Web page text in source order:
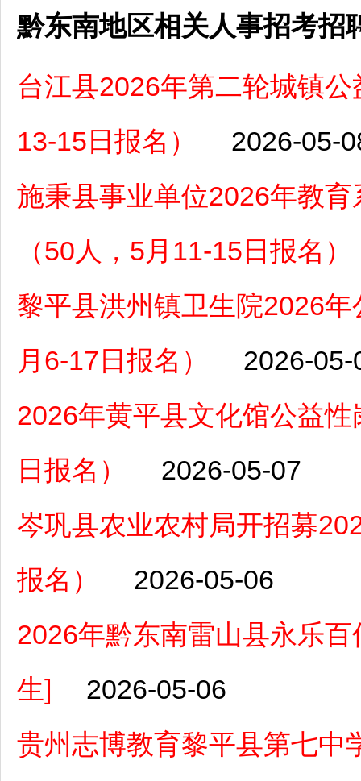
黔东南地区相关人事招考招
台江县2026年第二轮城镇
13-15日报名）
2026-05-
施秉县事业单位2026年教
（50人，5月11-15日报名）
黎平县洪州镇卫生院2026
月6-17日报名）
2026-05-
2026年黄平县文化馆公益
日报名）
2026-05-07
岑巩县农业农村局开招募
报名）
2026-05-06
2026年黔东南雷山县永乐
生]
2026-05-06
贵州志博教育黎平县第七中